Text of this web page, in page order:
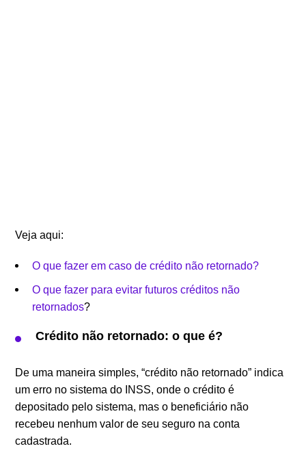
Veja aqui:
O que fazer em caso de crédito não retornado?
O que fazer para evitar futuros créditos não
retornados?
Crédito não retornado: o que é?
De uma maneira simples, “crédito não retornado” indica
um erro no sistema do INSS, onde o crédito é
depositado pelo sistema, mas o beneficiário não
recebeu nenhum valor de seu seguro na conta
cadastrada.